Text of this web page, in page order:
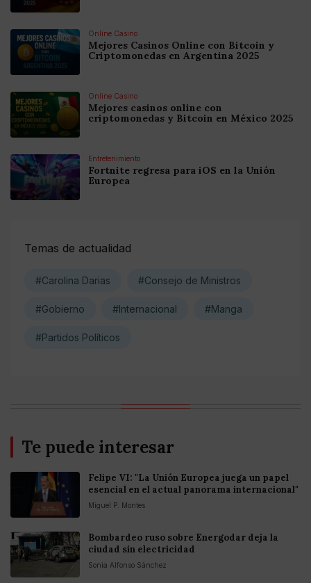
Online Casino
Mejores Casinos Online con Bitcoin y
Criptomonedas en Argentina 2025
Online Casino
Mejores casinos online con
criptomonedas y Bitcoin en México 2025
Entretenimiento
Fortnite regresa para iOS en la Unión
Europea
Temas de actualidad
#Carolina Darias #Consejo de Ministros
#Gobierno #Internacional #Manga
#Partidos Políticos
Te puede interesar
Felipe VI: "La Unión Europea juega un papel
esencial en el actual panorama internacional"
Miguel P. Montes
Bombardeo ruso sobre Energodar deja la
ciudad sin electricidad
Sonia Alfonso Sánchez